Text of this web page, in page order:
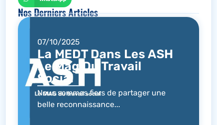
Nos Derniers Articles
07/10/2025
La MEDT Dans Les ASH
Le Mag Du Travail
Social
Nous sommes fiers de partager une
belle reconnaissance...